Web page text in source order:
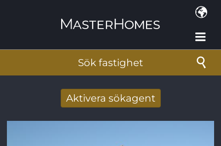
Sök fastighet
Aktivera sökagent